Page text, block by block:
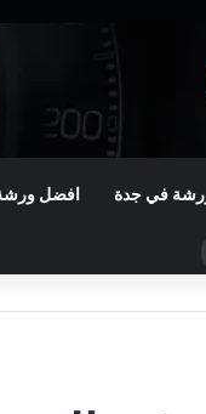
في جدة افضل